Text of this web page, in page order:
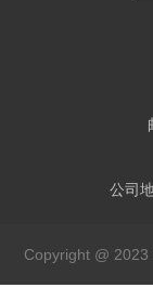
公司
Copyright @